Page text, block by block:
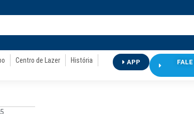
Centro de Lazer
História
APP